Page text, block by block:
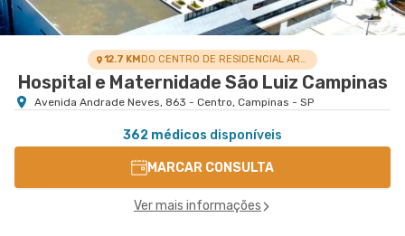
12.7 KM DO CENTRO DE RESIDENCIAL ARUANÃ
Hospital e Maternidade São Luiz Campinas
Avenida Andrade Neves, 863 - Centro, Campinas - SP
362 médicos disponíveis
MARCAR CONSULTA
Ver mais informações